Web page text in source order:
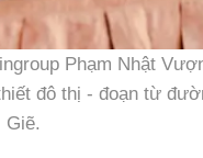
Phạm Nhật
đô thị - đoạn từ
Giẽ.